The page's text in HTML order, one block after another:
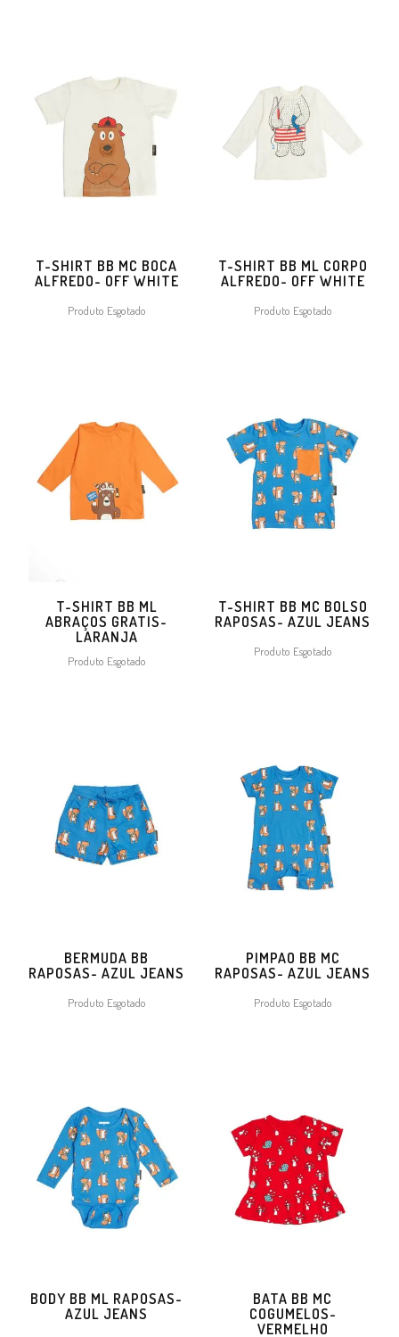
T-SHIRT BB MC BOCA
ALFREDO- OFF WHITE
Produto Esgotado
T-SHIRT BB ML CORPO
ALFREDO- OFF WHITE
Produto Esgotado
T-SHIRT BB ML
ABRAÇOS GRATIS-
LARANJA
Produto Esgotado
T-SHIRT BB MC BOLSO
RAPOSAS- AZUL JEANS
Produto Esgotado
BERMUDA BB
RAPOSAS- AZUL JEANS
Produto Esgotado
PIMPAO BB MC
RAPOSAS- AZUL JEANS
Produto Esgotado
BODY BB ML RAPOSAS-
AZUL JEANS
BATA BB MC
COGUMELOS-
VERMELHO